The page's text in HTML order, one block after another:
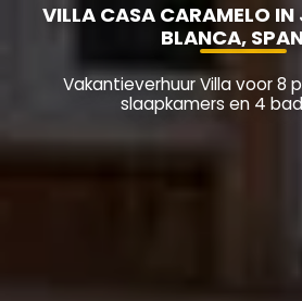
VILLA CASA CARAMELO
BLANCA,
Vakantieverhuur Villa voor 8
slaapkamers en 4